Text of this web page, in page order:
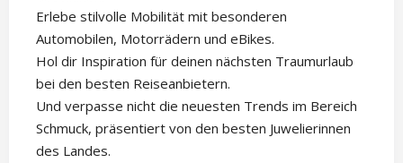
Erlebe stilvolle Mobilität mit besonderen
Automobilen, Motorrädern und eBikes.
Hol dir Inspiration für deinen nächsten Traumurlaub
bei den besten Reiseanbietern.
Und verpasse nicht die neuesten Trends im Bereich
Schmuck, präsentiert von den besten Juwelierinnen
des Landes.